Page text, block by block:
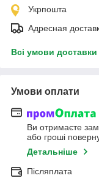
Укрпошта
Адресная
Всі умови доставки
Умови оплати
Ви отримаєте
або гроші
Детальніше
Післяплата